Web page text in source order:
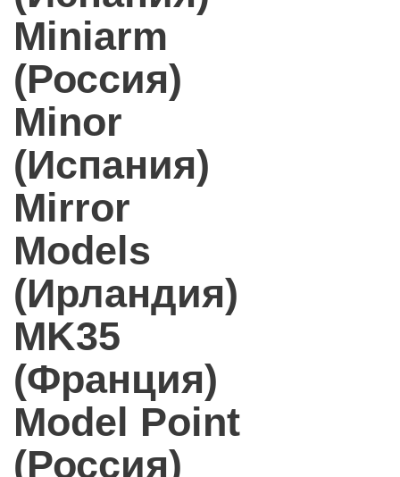
Miniarm
(Россия)
Minor
(Испания)
Mirror
Models
(Ирландия)
MK35
(Франция)
Model Point
(Россия)